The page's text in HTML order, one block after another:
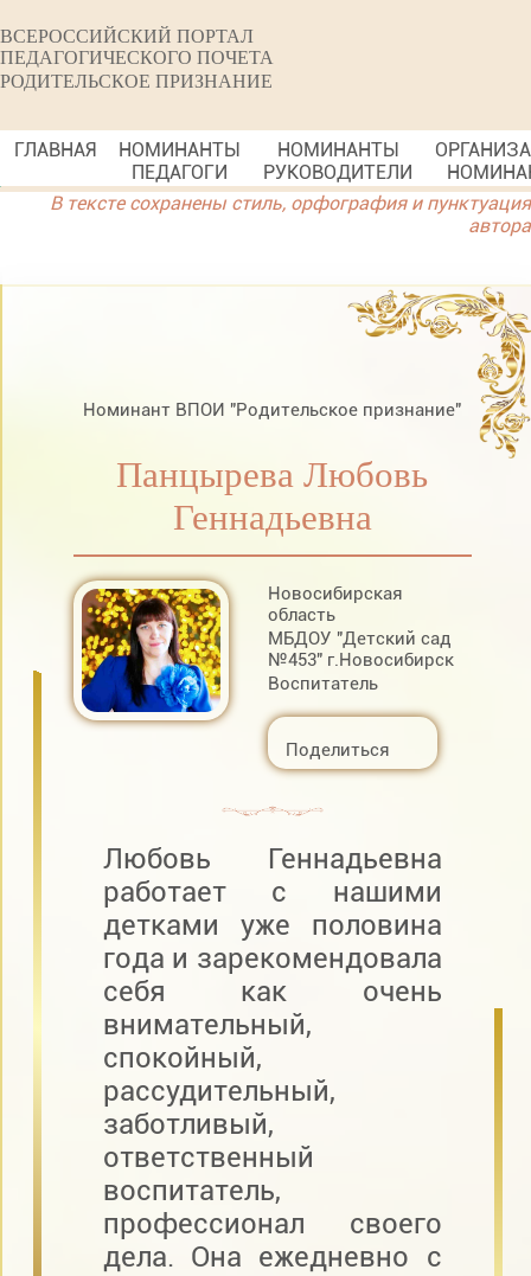
ВСЕРОССИЙСКИЙ ПОРТАЛ
ПЕДАГОГИЧЕСКОГО ПОЧЕТА
РОДИТЕЛЬСКОЕ ПРИЗНАНИЕ
ГЛАВНАЯ
НОМИНАНТЫ
ПЕДАГОГИ
НОМИНАНТЫ
РУКОВОДИТЕЛИ
В тексте сохранены стиль, орфография и пунктуация
автора
Номинант ВПОИ "Родительское признание"
Панцырева Любовь
Геннадьевна
Новосибирская
область
МБДОУ "Детский сад
№453" г.Новосибирск
Воспитатель
Поделиться
Любовь Геннадьевна
работает с нашими
детками уже половина
года и зарекомендовала
себя как очень
внимательный,
спокойный,
рассудительный,
заботливый,
ответственный
воспитатель,
профессионал своего
дела. Она ежедневно с